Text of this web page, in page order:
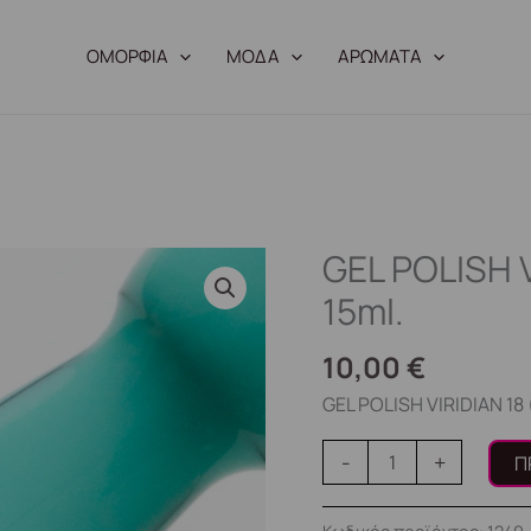
ΟΜΟΡΦΙΑ ΜΟΔΑ ΑΡΩΜΑΤΑ
GEL
15ml.
10,00€
GEL POLISH VIRIDIAN
-
GEL
POLISH
VIRIDIAN
18
(№1166)
ποσότητα
+